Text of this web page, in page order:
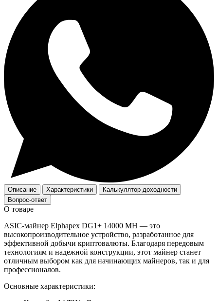
Описание Характеристики
Калькулятор доходности
Вопрос-ответ
О товаре
ASIC-майнер Elphapex DG1+ 14000 MH — это
высокопроизводительное устройство, разработанное для
эффективной добычи криптовалюты. Благодаря передовым
технологиям и надежной конструкции, этот майнер станет
отличным выбором как для начинающих майнеров, так и для
профессионалов.
Основные характеристики: